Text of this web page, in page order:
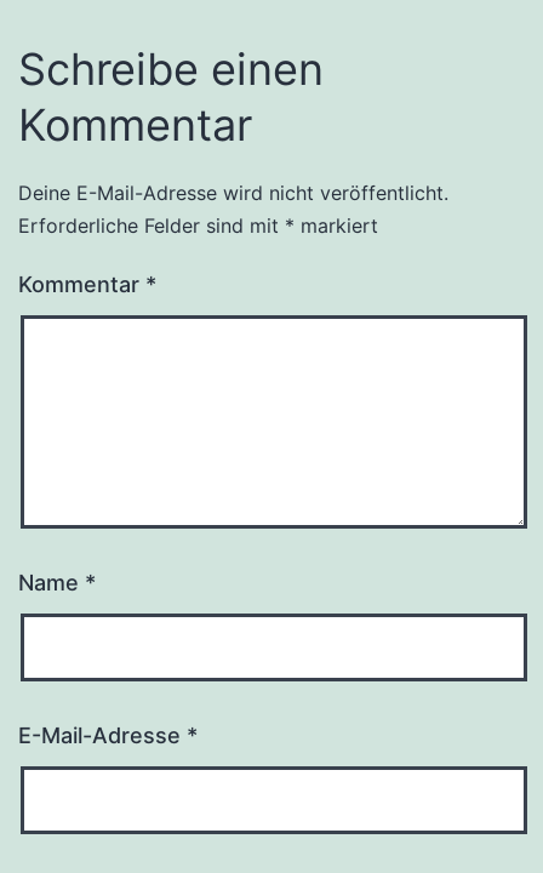
Schreibe einen
Kommentar
Deine E-Mail-Adresse wird nicht veröffentlicht.
Erforderliche Felder sind mit * markiert
Kommentar *
Name *
E-Mail-Adresse *
Alternative: